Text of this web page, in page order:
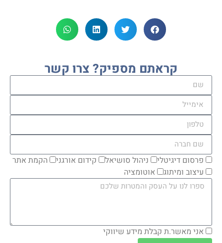
קראתם מספיק? צרו קשר
פרסום דיגיטלי ניהול סושיאל קידום אורגני
הקמת אתר
עיצוב ומיתוג
אוטומציה
אני מאשר.ת קבלת מידע שיווקי